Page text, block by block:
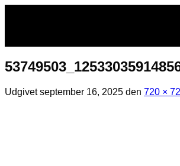
Udgivetseptember 16, 2025 den 720 ×